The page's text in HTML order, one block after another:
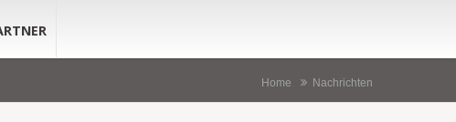
Home Nachrichten